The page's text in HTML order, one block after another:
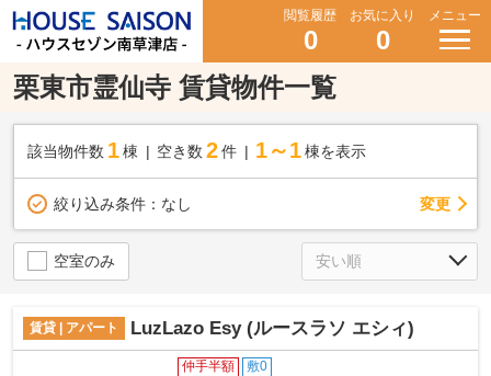
閲覧履歴
0
お気に入り
0
メニュー
栗東市霊仙寺 賃貸物件一覧
該当物件数 1棟 空き数 2 件 1～1 棟を表示
絞り込み条件： なし 変更
空室のみ
賃貸 | アパート LuzLazo Esy (ルースラソ エシィ)
仲手半額 敷0